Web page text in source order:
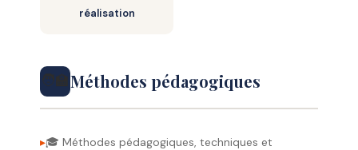
réalisation
🧑‍🏫Méthodes pédagogiques
🎓 Méthodes pédagogiques, techniques et